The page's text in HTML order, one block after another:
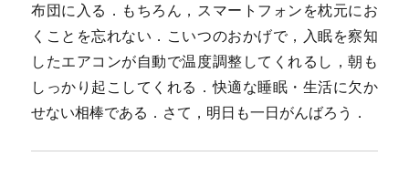
布団に入る．もちろん，スマートフォンを枕元にお
くことを忘れない．こいつのおかげで，入眠を察知
したエアコンが自動で温度調整してくれるし，朝も
しっかり起こしてくれる．快適な睡眠・生活に欠か
せない相棒である．さて，明日も一日がんばろう．